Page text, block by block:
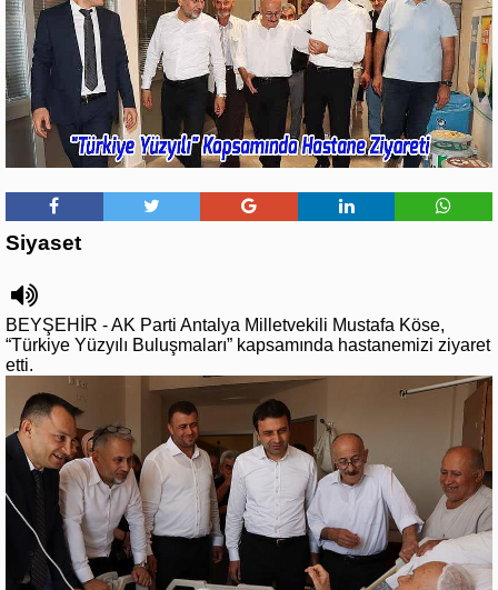
Siyaset
BEYŞEHİR - AK Parti Antalya Milletvekili Mustafa Köse,
“Türkiye Yüzyılı Buluşmaları” kapsamında hastanemizi ziyaret
etti.